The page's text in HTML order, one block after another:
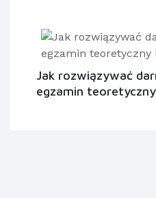
Jak rozwiązywać
egzamin